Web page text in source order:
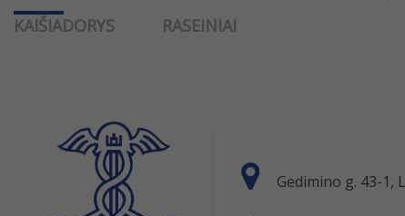
KAIŠIADORYS
RASEINIAI
Gedimino g. 43-1,